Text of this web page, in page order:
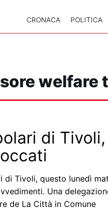
CRONACA POLITICA
welfare
di Tivoli,
di Tivoli, questo lunedì
Una
de La Città in Comune